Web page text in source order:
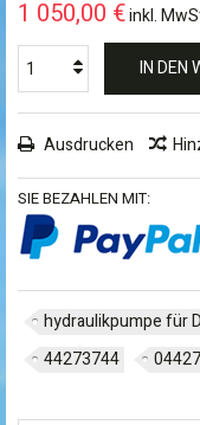
1 050,00 €inkl.
IN DEN
Ausdrucken
SIE BEZAHLEN MIT:
hydraulikpumpe für
44273744